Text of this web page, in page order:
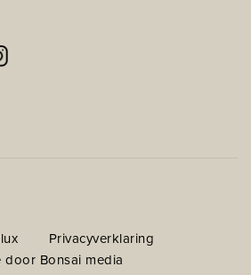
Privacyverklaring
door Bonsai media